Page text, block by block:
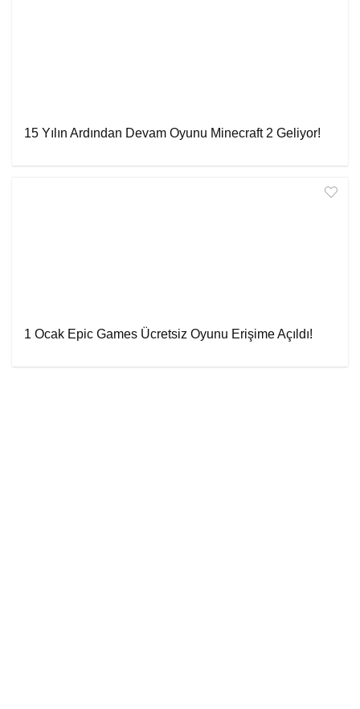
15 Yılın Ardından Devam Oyunu Minecraft 2 Geliyor!
1 Ocak Epic Games Ücretsiz Oyunu Erişime Açıldı!